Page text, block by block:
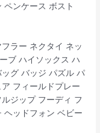
ペンケース ボスト
ラー ネクタイ ネッ
ブ ハイソックス ハ
グ バッジ パズル パ
フィールドプレー
ジップ フーディ フ
ヘッドフォン ベビー